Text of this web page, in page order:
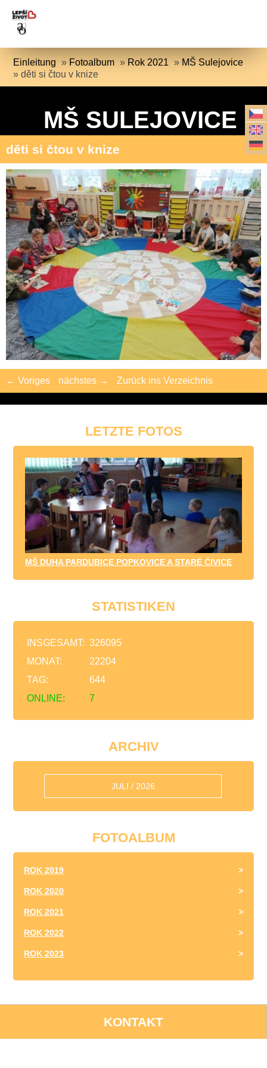
Einleitung » Fotoalbum » Rok 2021 » MŠ Sulejovice
»děti si čtou v knize
MŠ SULEJOVICE
děti si čtou v knize
← Voriges nächstes → Zurück ins Verzeichnis
LETZTE FOTOS
MŠ DUHA PARDUBICE POPKOVICE A STARÉ ČIVICE
STATISTIKEN
ONLINE: 7
INSGESAMT: 326095
MONAT:
22204
TAG:
644
ARCHIV
JULI / 2026
FOTOALBUM
ROK 2019
ROK 2020
ROK 2021
ROK 2022
ROK 2023
KONTAKT